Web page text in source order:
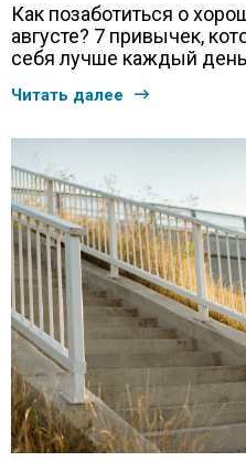
Как позаботиться о
августе? 7 привычек,
себя лучше каждый день
Читать далее